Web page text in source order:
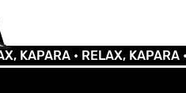
•RELAX, KAPARA •